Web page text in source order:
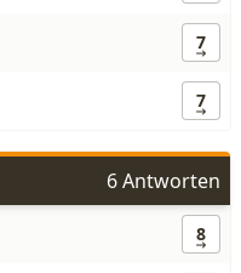
7
7
6 Antworten
8